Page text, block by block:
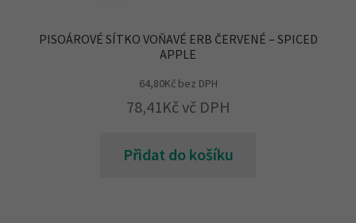
PISOÁROVÉ SÍTKO VOŇAVÉ ERB ČERVENÉ – SPICED
APPLE
64,80Kčbez DPH
78,41 Kč vč DPH
Přidat do košíku